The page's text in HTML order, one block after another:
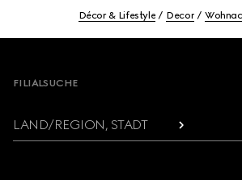
Décor & Lifestyle Decor
FILIALSUCHE
LAND/REGION, STADT